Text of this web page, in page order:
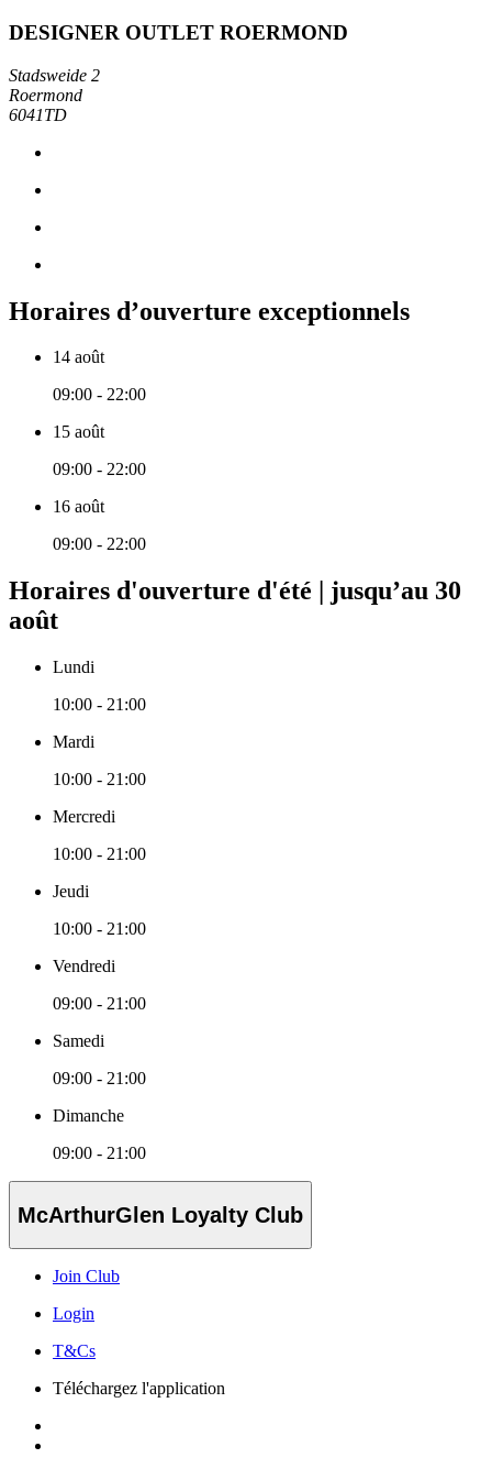
DESIGNER OUTLET ROERMOND
Stadsweide 2
Roermond
6041TD
Horaires d’ouverture exceptionnels
14 août
09:00 - 22:00
15 août
09:00 - 22:00
16 août
09:00 - 22:00
Horaires d'ouverture d'été | jusqu’au 30
août
Lundi
10:00 - 21:00
Mardi
10:00 - 21:00
Mercredi
10:00 - 21:00
Jeudi
10:00 - 21:00
Vendredi
09:00 - 21:00
Samedi
09:00 - 21:00
Dimanche
09:00 - 21:00
McArthurGlen Loyalty Club
Join Club
Login
T&Cs
Téléchargez l'application